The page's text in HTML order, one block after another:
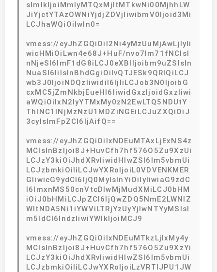
sImlkIjoiMmIyMTQxMjItMTkwNi00MjhhLW
JiYjctYTAzOWNiYjdjZDVjIiwibmV0Ijoid3Mi
LCJhaWQiOiIwIn0=
vmess://eyJhZGQiOiI2Ni4yMzUuMjAwLjIyIi
wicHMiOiLwn4e68J+HuF/nvo7lm71fNCIsI
nNjeSI6ImF1dG8iLCJ0eXBlIjoibm9uZSIsIn
NuaSI6IiIsInBhdGgiOiIvQTJESk9QRlQiLCJ
wb3J0IjoiNDQzIiwidiI6IjIiLCJob3N0IjoibG
cxMC5jZmNkbjEueHl6IiwidGxzIjoidGxzIiwi
aWQiOiIxN2IyYTMxMy0zN2EwLTQ5NDUtY
ThlNC1lNjMzNzU1MDZiNGEiLCJuZXQiOiJ
3cyIsImFpZCI6IjAifQ==
vmess://eyJhZGQiOiIxNDEuMTAxLjExNS4z
MCIsInBzIjoi8J+HuvCfh7hf576O5Zu9XzUi
LCJzY3kiOiJhdXRvIiwidHlwZSI6Im5vbmUi
LCJzbmkiOiIiLCJwYXRoIjoiL0VDVENKMER
GIiwicG9ydCI6IjQ0MyIsInYiOiIyIiwiaG9zdC
I6ImxnMS50cnVtcDIwMjMudXMiLCJ0bHM
iOiJ0bHMiLCJpZCI6IjQwZDQ5NmE2LWNlZ
WItNDA5Ni1iYWViLTRjYzUyYjIwNTYyMSIsI
m5ldCI6IndzIiwiYWlkIjoiMCJ9
vmess://eyJhZGQiOiIxNDEuMTkzLjIxMy4y
MCIsInBzIjoi8J+HuvCfh7hf576O5Zu9XzYi
LCJzY3kiOiJhdXRvIiwidHlwZSI6Im5vbmUi
LCJzbmkiOiIiLCJwYXRoIjoiLzVRTlJPU1JW